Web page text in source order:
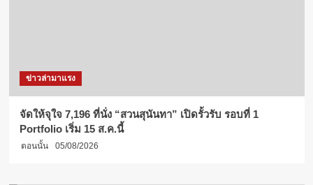
ข่าวล่ามาแรง
จัดให้จุใจ 7,196 ที่นั่ง “สวนสุนันทา” เปิดรั้วรับ รอบที่ 1
Portfolio เริ่ม 15 ส.ค.นี้
ตอนนั้น 05/08/2026